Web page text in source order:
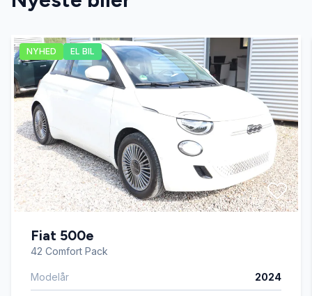
El-soltag
El-spejle
Fartpilot
Fjernbetjent centrallås
Højdejusterbart førersæde
Kørecomputer
LED kørelys
NYHED EL BIL
Fiat 500e
42 Comfort Pack
Modelår 2024